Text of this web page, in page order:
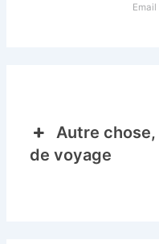
Email
Autre
de voyage